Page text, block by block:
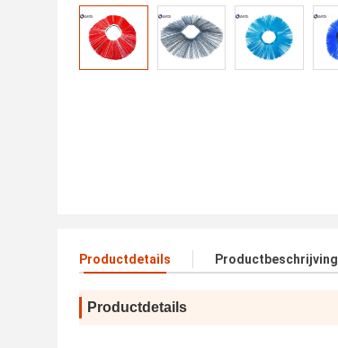
Productdetails Productbeschrijving
Productdetails